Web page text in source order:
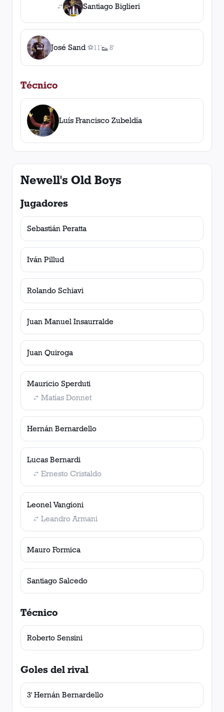
Santiago Biglieri
José Sand ⚽
1gol , 11'
11'👟
1asistencia
8'
Técnico
Luís Francisco Zubeldía
Newell's Old Boys
Jugadores
Sebastián Peratta
Iván Pillud
Rolando Schiavi
Juan Manuel Insaurralde
Juan Quiroga
Mauricio Sperduti
Matías Donnet
Hernán Bernardello
Lucas Bernardi
Ernesto Cristaldo
Leonel Vangioni
Leandro Armani
Mauro Formica
Santiago Salcedo
Técnico
Roberto Sensini
Goles del rival
3' Hernán Bernardello